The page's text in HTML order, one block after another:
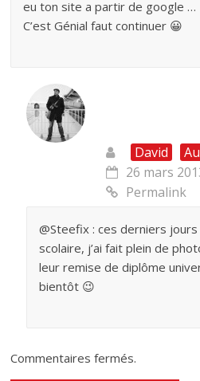
eu ton site a partir de google …
C’est Génial faut continuer 😀
David
26 mars
Permalink
@Steefix : ces derniers jours
scolaire, j’ai fait plein de
leur remise de diplôme
bientôt 😉
Commentaires fermés.